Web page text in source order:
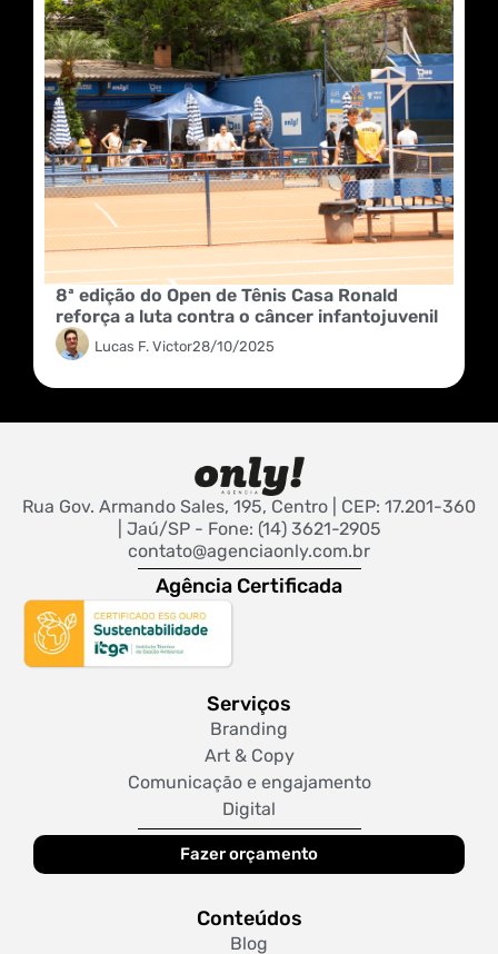
8ª edição do Open de Tênis Casa Ronald
reforça a luta contra o câncer infantojuvenil
Lucas F. Victor28/10/2025
Rua Gov. Armando Sales, 195, Centro | CEP: 17.201-360
| Jaú/SP - Fone: (14) 3621-2905
contato@agenciaonly.com.br
Agência Certificada
Serviços
Branding
Art & Copy
Comunicação e engajamento
Digital
Fazer orçamento
Conteúdos
Blog